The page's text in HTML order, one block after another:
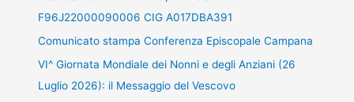
F96J22000090006 CIG A017DBA391
Comunicato stampa Conferenza Episcopale Campana
VI^ Giornata Mondiale dei Nonni e degli Anziani (26
Luglio 2026): il Messaggio del Vescovo